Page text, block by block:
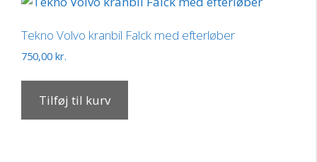
Tekno Volvo kranbil Falck med efterløber
750,00 kr.
Tilføj til kurv